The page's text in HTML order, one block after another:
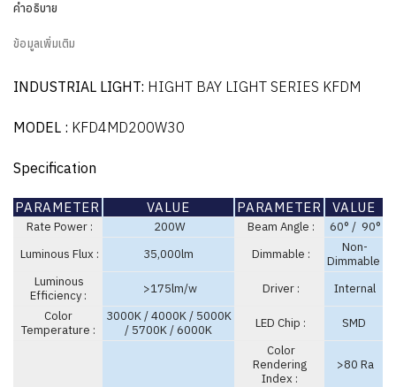
คำอธิบาย
ข้อมูลเพิ่มเติม
INDUSTRIAL LIGHT: HIGHT BAY LIGHT SERIES KFDM
MODEL : KFD4MD200W30
Specification
PARAMETER VALUE PARAMETER VALUE
Rate Power : 200W Beam Angle :
60° / 90°
Luminous Flux :
35,000lm Dimmable :
Non-
Dimmable
Luminous
Efficiency :
>175lm/w Driver :
Internal
Color
Temperature :
3000K / 4000K / 5000K
/ 5700K / 6000K
LED Chip :
SMD
Color
Rendering
Index :
>80 Ra